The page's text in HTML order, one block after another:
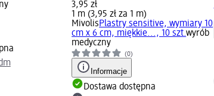
3,95 zł
1 m (3,95 zł za 1 m)
MivolisPlastry sensitive, wymiary 10
cm x 6 cm, miękkie..., 10 szt.wyrób
medyczny
(0)
Informacje
Dostawa dostępna